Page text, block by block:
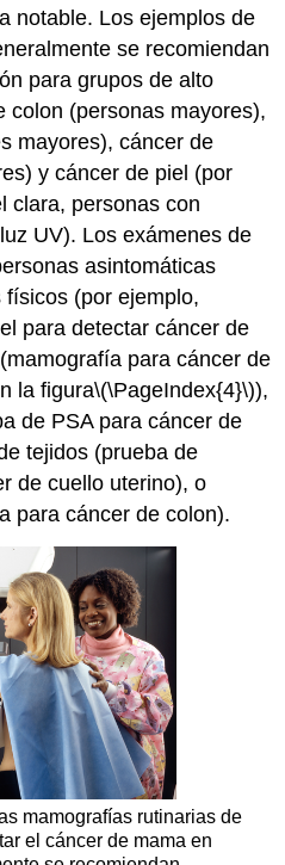
notable. Los ejemplos de
se recomiendan
para grupos de alto
colon (personas mayores),
mayores), cáncer de
y cáncer de piel (por
clara, personas con
UV). Los exámenes de
asintomáticas
(por ejemplo,
para detectar cáncer de
para cáncer de
la figura\(\PageIndex{4}\)),
de PSA para cáncer de
tejidos (prueba de
de cuello uterino), o
para cáncer de colon).
mamografías rutinarias de
el cáncer de mama en